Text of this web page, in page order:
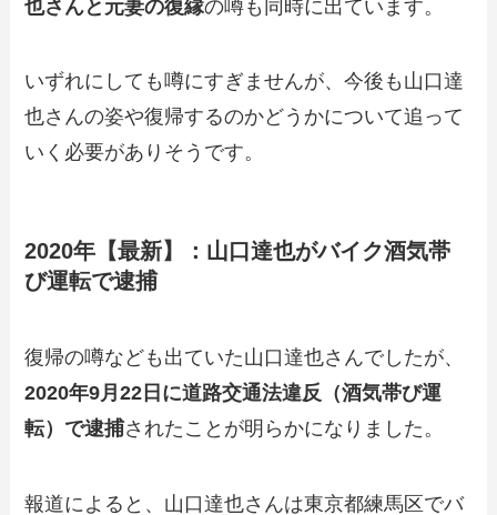
也さんと元妻の復縁の噂も同時に出ています。
いずれにしても噂にすぎませんが、今後も山口達
也さんの姿や復帰するのかどうかについて追って
いく必要がありそうです。
2020年【最新】：山口達也がバイク酒気帯
び運転で逮捕
復帰の噂なども出ていた山口達也さんでしたが、
2020年9月22日に道路交通法違反（酒気帯び運
転）で逮捕されたことが明らかになりました。
報道によると、山口達也さんは東京都練馬区でバ